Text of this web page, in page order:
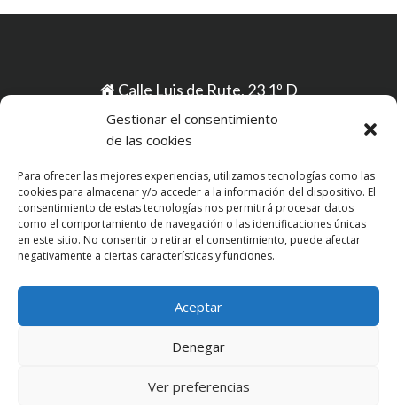
Gestionar el consentimiento
de las cookies
Para ofrecer las mejores experiencias, utilizamos tecnologías como las
cookies para almacenar y/o acceder a la información del dispositivo. El
consentimiento de estas tecnologías nos permitirá procesar datos
como el comportamiento de navegación o las identificaciones únicas
en este sitio. No consentir o retirar el consentimiento, puede afectar
negativamente a ciertas características y funciones.
Aceptar
Denegar
Ver preferencias
Calle Luis de Rute, 23 1º D
(Vélez-Málaga)
(+34) 952 500 639
(+34) 638 080 126
Política de privacidad
Copyright © 2017 Clínica Acosta S.L. All rights reserved.